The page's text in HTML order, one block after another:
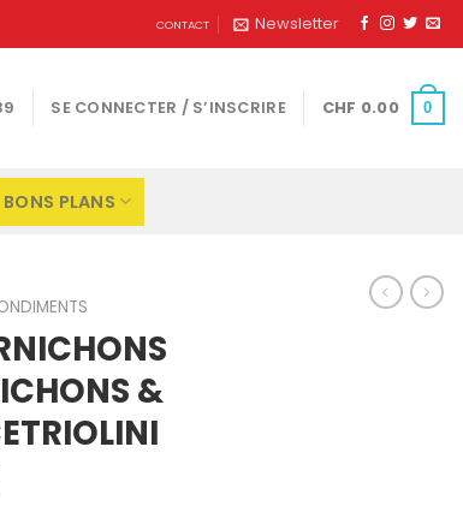
CONTACT Newsletter
SE CONNECTER / S’INSCRIRE CHF 0.00 0
BONS PLANS
&